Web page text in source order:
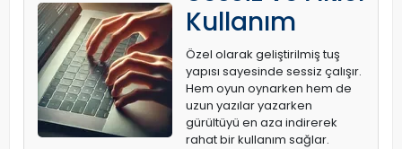
Kullanım
Özel olarak geliştirilmiş tuş
yapısı sayesinde sessiz çalışır.
Hem oyun oynarken hem de
uzun yazılar yazarken
gürültüyü en aza indirerek
rahat bir kullanım sağlar.